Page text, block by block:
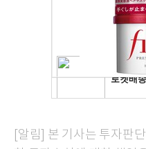
[알림] 본 기사는 투자판